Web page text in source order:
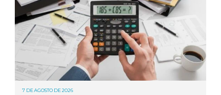
7 DE AGOSTO DE 2026